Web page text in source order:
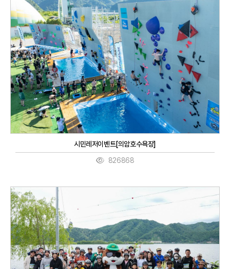
시민레저이벤트[의암호수욕장]
826868